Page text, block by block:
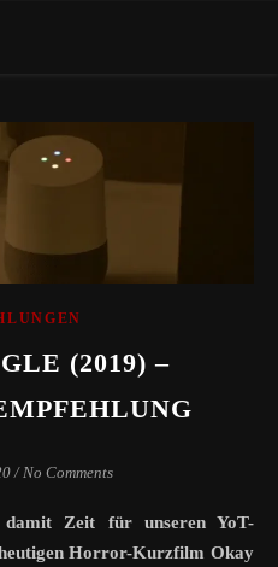
(2019) –
/ No Comments
Horror-Kurzfilm Okay